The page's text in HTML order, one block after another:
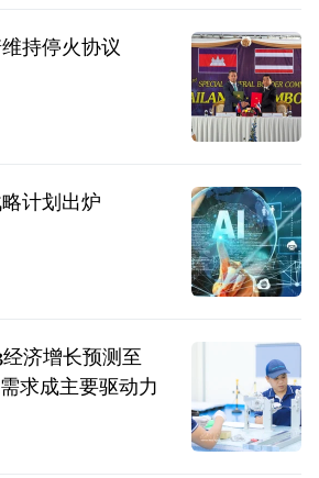
持停火协议
计划出炉
济增长预测至
求成主要驱动力